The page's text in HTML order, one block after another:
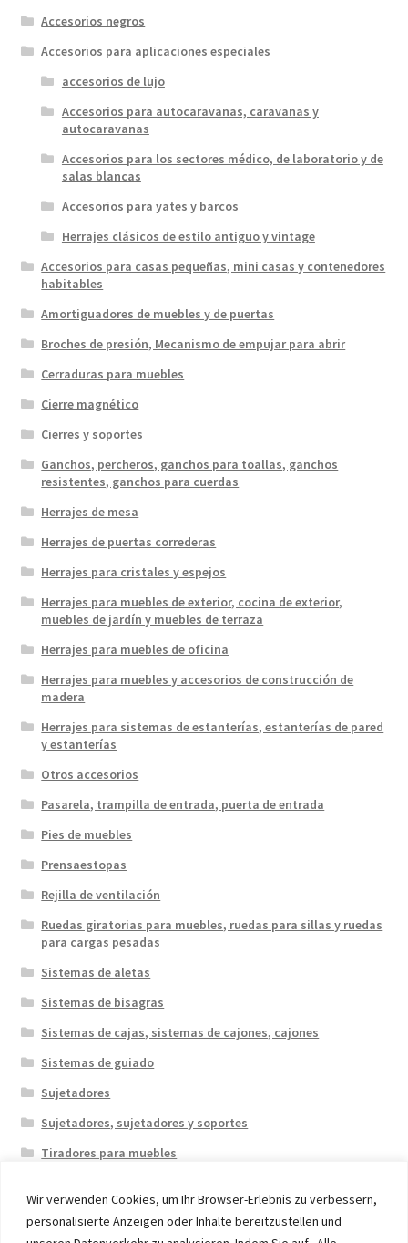
Wir verwenden Cookies, um Ihr Browser-Erlebnis zu verbessern,
personalisierte Anzeigen oder Inhalte bereitzustellen und
Accesorios negros
Accesorios para aplicaciones especiales
accesorios de lujo
Accesorios para autocaravanas, caravanas y
autocaravanas
Accesorios para los sectores médico, de laboratorio y de
salas blancas
Accesorios para yates y barcos
Herrajes clásicos de estilo antiguo y vintage
Accesorios para casas pequeñas, mini casas y contenedores
habitables
Amortiguadores de muebles y de puertas
Broches de presión, Mecanismo de empujar para abrir
Cerraduras para muebles
Cierre magnético
Cierres y soportes
Ganchos, percheros, ganchos para toallas, ganchos
resistentes, ganchos para cuerdas
Herrajes de mesa
Herrajes de puertas correderas
Herrajes para cristales y espejos
Herrajes para muebles de exterior, cocina de exterior,
muebles de jardín y muebles de terraza
Herrajes para muebles de oficina
Herrajes para muebles y accesorios de construcción de
madera
Herrajes para sistemas de estanterías, estanterías de pared
y estanterías
Otros accesorios
Pasarela, trampilla de entrada, puerta de entrada
Pies de muebles
Prensaestopas
Rejilla de ventilación
Ruedas giratorias para muebles, ruedas para sillas y ruedas
para cargas pesadas
Sistemas de aletas
Sistemas de bisagras
Sistemas de cajas, sistemas de cajones, cajones
Sistemas de guiado
Sujetadores
Sujetadores, sujetadores y soportes
Tiradores para muebles